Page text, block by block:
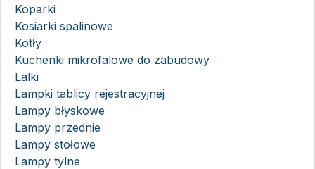
Koparki
Kosiarki spalinowe
Kotły
Kuchenki mikrofalowe do zabudowy
Lalki
Lampki tablicy rejestracyjnej
Lampy błyskowe
Lampy przednie
Lampy stołowe
Lampy tylne